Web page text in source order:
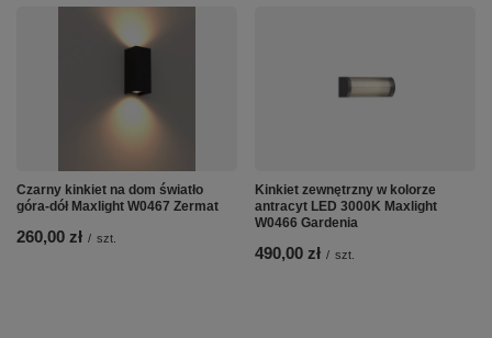
Czarny kinkiet na dom światło
góra-dół Maxlight W0467 Zermat
260,00 zł / szt.
Kinkiet zewnętrzny w kolorze
antracyt LED 3000K Maxlight
W0466 Gardenia
490,00 zł / szt.